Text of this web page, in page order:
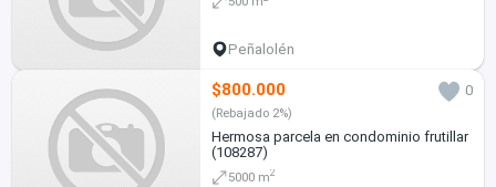
Peñalolén
$800.000 0
(Rebajado 2%)
Hermosa parcela en condominio frutillar
(108287)
5000 m2